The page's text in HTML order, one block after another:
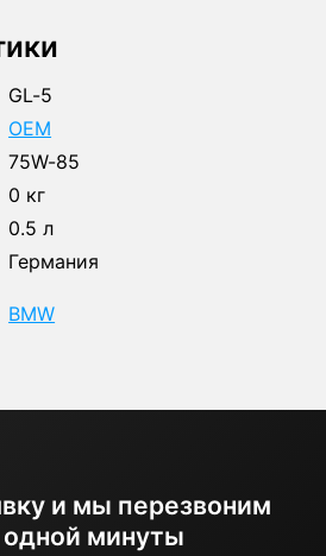
GL-5
OEM
75W-85
0 кг
0.5 л
Германия
BMW
и мы перезвоним
одной минуты